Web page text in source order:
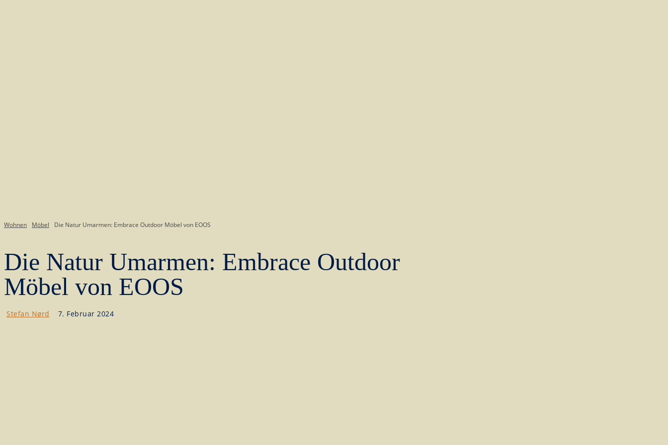
Wohnen Möbel Die Natur Umarmen: Embrace Outdoor Möbel von EOOS
Die Natur Umarmen: Embrace Outdoor
Möbel von EOOS
Stefan Nørd 7. Februar 2024